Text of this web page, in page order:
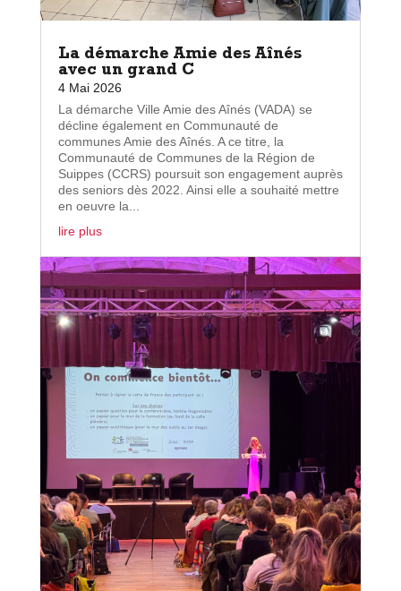
La démarche Amie des Aînés
avec un grand C
4 Mai 2026
La démarche Ville Amie des Aînés (VADA) se
décline également en Communauté de
communes Amie des Aînés. A ce titre, la
Communauté de Communes de la Région de
Suippes (CCRS) poursuit son engagement auprès
des seniors dès 2022. Ainsi elle a souhaité mettre
en oeuvre la...
lire plus